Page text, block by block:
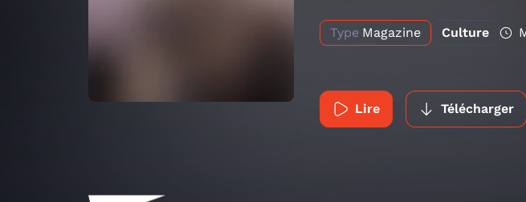
Type Magazine Culture
Lire Télécharger